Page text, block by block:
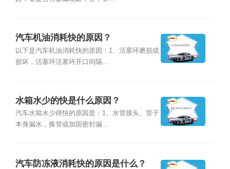
汽车机油消耗快的原因？
以下是汽车机油消耗快的原因：1、活塞环磨损或
损坏，活塞环活塞环开口间隔...
水箱水少的快是什么原因？
汽车水箱水少得快的原因是：1、水管接头、管子
本身漏水，换管或加固密封漏...
汽车防冻液消耗快的原因是什么？